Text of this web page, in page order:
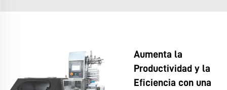
Aumenta la
Productividad y la
Eficiencia con una